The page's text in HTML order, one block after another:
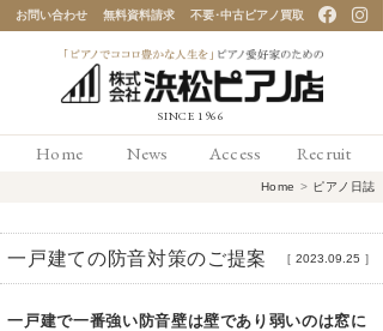
「ピアノでココロ豊かな
人生を」ピアノ愛好家の
ための 浜松ピアノ店
お問い合わせ 無料資料請求 不要･中古ピアノ買取
Home News Access Recruit
Home > ピアノ日誌
［ 2023.09.25 ］
一戸建ての防音対策のご提案
一戸建で一番強い防音壁は壁であり弱いのは窓に